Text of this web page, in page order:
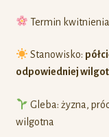
Termin
Stanowisko:
odpowiedniej
Gleba: żyzna,
wilgotna